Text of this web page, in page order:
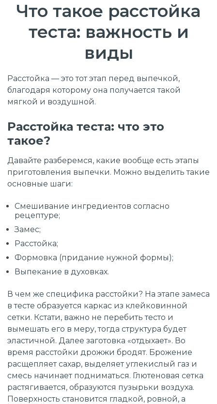
Что такое расстойка
теста: важность и
виды
Расстойка — это тот этап перед выпечкой,
благодаря которому она получается такой
мягкой и воздушной.
Расстойка теста: что это
такое?
Давайте разберемся, какие вообще есть этапы
приготовления выпечки. Можно выделить такие
основные шаги:
Смешивание ингредиентов согласно
рецептуре;
Замес;
Расстойка;
Формовка (придание нужной формы);
Выпекание в духовках.
В чем же специфика расстойки? На этапе замеса
в тесте образуется каркас из клейковинной
сетки. Кстати, важно не перебить тесто и
вымешать его в меру, тогда структура будет
эластичной. Далее заготовка «отдыхает». Во
время расстойки дрожжи бродят. Брожение
расщепляет сахар, выделяет углекислый газ и
смесь начинает подниматься. Глютеновая сетка
растягивается, образуются пузырьки воздуха.
Поверхность становится гладкой, ровной, а